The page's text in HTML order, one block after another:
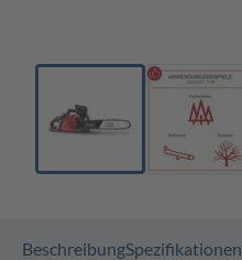
BeschreibungSpezifikationen